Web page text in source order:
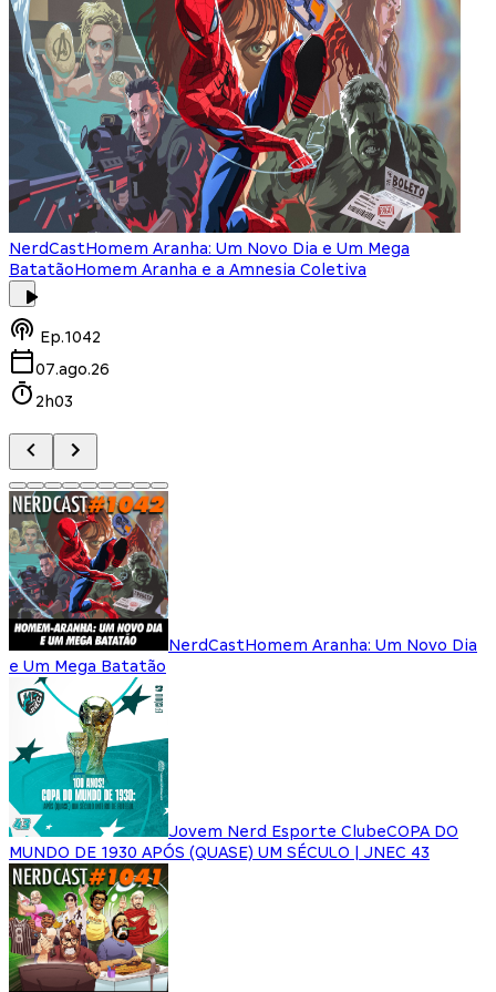
NerdCastHomem Aranha: Um Novo Dia e Um Mega
BatatãoHomem Aranha e a Amnesia Coletiva
Ep.1042
07.ago.26
2h03
NerdCastHomem Aranha: Um Novo Dia
e Um Mega Batatão
Jovem Nerd Esporte ClubeCOPA DO
MUNDO DE 1930 APÓS (QUASE) UM SÉCULO | JNEC 43